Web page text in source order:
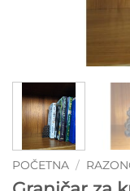
POČETNA /